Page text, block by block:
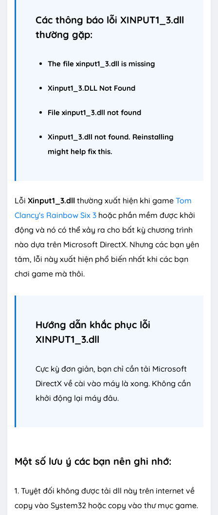
Các thông báo lỗi XINPUT1_3.dll
thường gặp:
The file xinput1_3.dll is missing
Xinput1_3.DLL Not Found
File xinput1_3.dll not found
Xinput1_3.dll not found. Reinstalling
might help fix this.
Lỗi Xinput1_3.dll thường xuất hiện khi game Tom
Clancy's Rainbow Six 3 hoặc phần mềm được khởi
động và nó có thể xảy ra cho bất kỳ chương trình
nào dựa trên Microsoft DirectX. Nhưng các bạn yên
tâm, lỗi này xuất hiện phổ biến nhất khi các bạn
chơi game mà thôi.
Hướng dẫn khắc phục lỗi
XINPUT1_3.dll
Cực kỳ đơn giản, bạn chỉ cần tải Microsoft
DirectX về cài vào máy là xong. Không cần
khởi động lại máy đâu.
Một số lưu ý các bạn nên ghi nhớ:
1. Tuyệt đối không được tải dll này trên internet về
copy vào System32 hoặc copy vào thư mục game.